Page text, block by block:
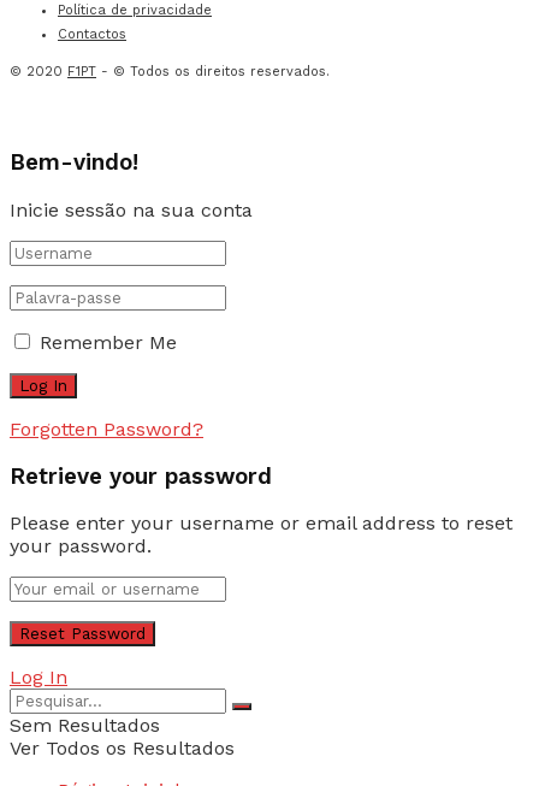
Política de privacidade
Contactos
© 2020 F1PT - © Todos os direitos reservados.
Bem-vindo!
Inicie sessão na sua conta
Remember Me
Forgotten Password?
Retrieve your password
Please enter your username or email address to reset
your password.
Log In
Sem Resultados
Ver Todos os Resultados